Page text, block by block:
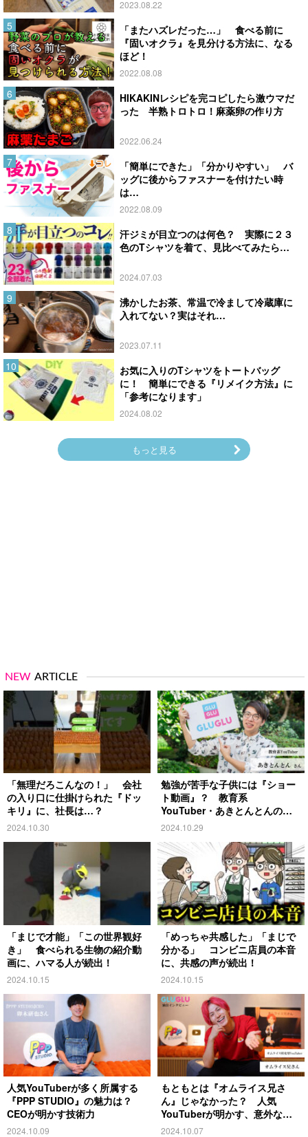
2023.08.22
「またハズレだった…」 食べる前に
『固いオクラ』を見分ける方法に、なる
ほど！
2022.08.08
HIKAKINレシピを完コピしたら激ウマだ
った 半熟トロトロ！麻薬卵の作り方
2022.06.24
「簡単にできた」「分かりやすい」 バ
ッグに後からファスナーを付けたい時
は…
2022.08.09
汗ジミが目立つのは何色？ 実際に２３
色のTシャツを着て、見比べてみたら…
2024.07.03
沸かしたお茶、常温で冷まして冷蔵庫に
入れてない？実はそれ…
2023.07.11
お気に入りのTシャツをトートバッグ
に！ 簡単にできる『リメイク方法』に
「参考になります」
2024.08.02
もっと見る
NEW ARTICLE
「無理だろこんなの！」 会社
の入り口に仕掛けられた『ドッ
キリ』に、社長は…？
2024.10.30
勉強が苦手な子供には『ショー
ト動画』？ 教育系
YouTuber・あきとんとんの戦
略とは
2024.10.29
「まじで才能」「この世界観好
き」 食べられる生物の紹介動
画に、ハマる人が続出！
2024.10.15
「めっちゃ共感した」「まじで
分かる」 コンビニ店員の本音
に、共感の声が続出！
2024.10.15
人気YouTuberが多く所属する
『PPP STUDIO』の魅力は？
CEOが明かす技術力
2024.10.09
もともとは『オムライス兄さ
ん』じゃなかった？ 人気
YouTuberが明かす、意外な過
去とは
2024.10.07